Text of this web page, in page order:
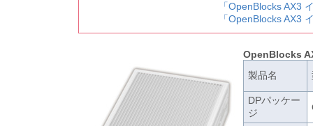
「OpenBlocks AX3
「OpenBlocks AX3
OpenBlocks
製品名
DPパッケー
ジ